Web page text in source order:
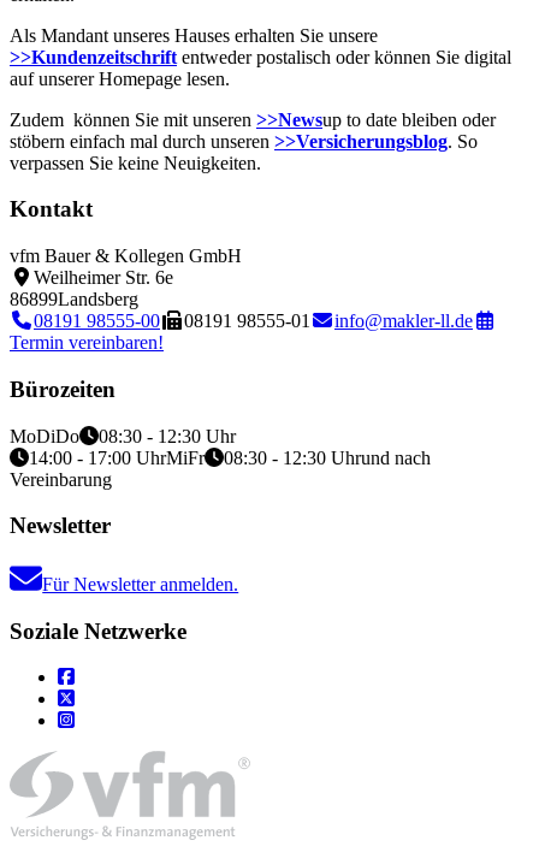
Als Mandant unseres Hauses erhalten Sie unsere
>>Kundenzeitschrift entweder postalisch oder können Sie digital
auf unserer Homepage lesen.
Zudem können Sie mit unseren >>Newsup to date bleiben oder
stöbern einfach mal durch unseren >>Versicherungsblog. So
verpassen Sie keine Neuigkeiten.
Kontakt
vfm Bauer & Kollegen GmbH
Weilheimer Str. 6e
86899Landsberg
08191 98555-00
08191 98555-01
info@makler-ll.de
Termin vereinbaren!
Bürozeiten
MoDiDo
08:30 - 12:30 Uhr
14:00 - 17:00 UhrMiFr 08:30 - 12:30 Uhrund nach
Vereinbarung
Newsletter
Für Newsletter anmelden.
Soziale Netzwerke